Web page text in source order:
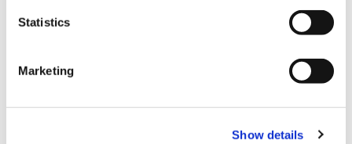
Statistics
Marketing
Show details
JCB信用卡